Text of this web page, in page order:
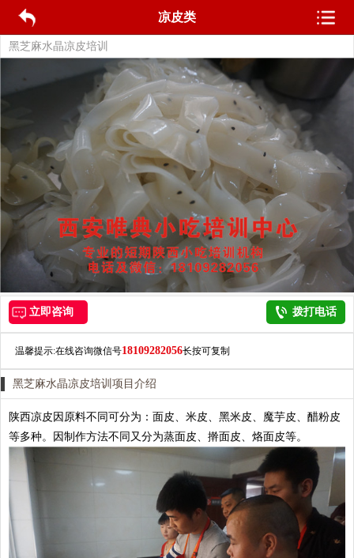
凉皮类
黑芝麻水晶凉皮培训
立即咨询 拨打电话
温馨提示:在线咨询微信号18109282056长按可复制
黑芝麻水晶凉皮培训项目介绍
陕西凉皮因原料不同可分为：面皮、米皮、黑米皮、魔芋皮、醋粉皮
等多种。因制作方法不同又分为蒸面皮、擀面皮、烙面皮等。